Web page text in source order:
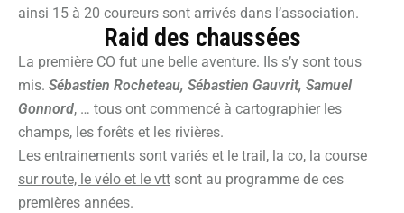
ainsi 15 à 20 coureurs sont arrivés dans l’association.
Raid des chaussées
La première CO fut une belle aventure. Ils s’y sont tous
mis. Sébastien Rocheteau, Sébastien Gauvrit, Samuel
Gonnord, … tous ont commencé à cartographier les
champs, les forêts et les rivières.
Les entrainements sont variés et le trail, la co, la course
sur route, le vélo et le vtt sont au programme de ces
premières années.